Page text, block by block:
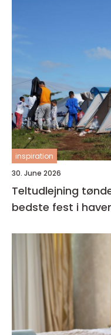
inspiration
30. June 2026
Teltudlejning tønder sådan får du
bedste fest i